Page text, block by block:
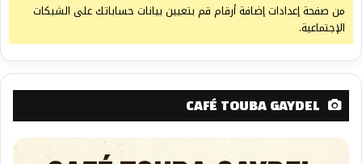
من صفحة إعدادات إضافة أرقام قم بتعيين بيانات حساباتك على الشبكات
الإجتماعية.
CAFÉ TOUBA GAYDEL